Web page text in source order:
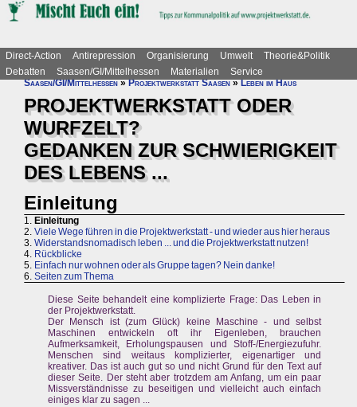
Direct-Action Antirepression Organisierung Umwelt
Theorie&Politik
Debatten
Saasen/GI/Mittelhessen Materialien
Service
Saasen/GI/Mittelhessen»Projektwerkstatt Saasen»Leben im Haus
PROJEKTWERKSTATT ODER
WURFZELT?
GEDANKEN ZUR SCHWIERIGKEIT
DES LEBENS ...
Einleitung
1. Einleitung
2. Viele Wege führen in die Projektwerkstatt - und wieder aus hier heraus
3. Widerstandsnomadisch leben ... und die Projektwerkstatt nutzen!
4. Rückblicke
5. Einfach nur wohnen oder als Gruppe tagen? Nein danke!
6. Seiten zum Thema
Diese Seite behandelt eine komplizierte Frage: Das Leben in
der Projektwerkstatt.
Der Mensch ist (zum Glück) keine Maschine - und selbst
Maschinen entwickeln oft ihr Eigenleben, brauchen
Aufmerksamkeit, Erholungspausen und Stoff-/Energiezufuhr.
Menschen sind weitaus komplizierter, eigenartiger und
kreativer. Das ist auch gut so und nicht Grund für den Text auf
dieser Seite. Der steht aber trotzdem am Anfang, um ein paar
Missverständnisse zu beseitigen und vielleicht auch einfach
einiges klar zu sagen ...